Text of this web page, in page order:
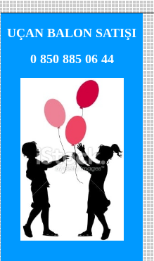
UÇAN BALON SATIŞI
0 850 885 06 44